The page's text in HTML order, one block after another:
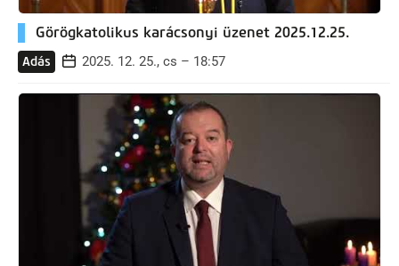
Görögkatolikus karácsonyi üzenet 2025.12.25.
Adás 2025. 12. 25., cs – 18:57